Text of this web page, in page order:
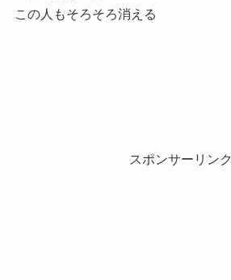
この人もそろそろ消える
スポンサーリンク